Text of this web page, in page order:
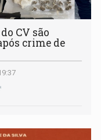
CV são
crime de